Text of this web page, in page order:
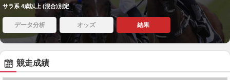
サラ系 4歳以上 (混合)別定
データ分析 オッズ 結果
競走成績